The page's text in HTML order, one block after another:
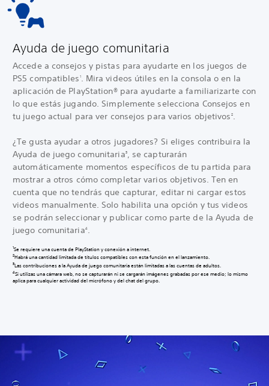
Ayuda de juego comunitaria
Accede a consejos y pistas para ayudarte en los juegos de
PS5 compatibles 1. Mira videos útiles en la consola o en la
aplicación de PlayStation® para ayudarte a familiarizarte con
lo que estás jugando. Simplemente selecciona Consejos en
tu juego actual para ver consejos para varios objetivos 2.
¿Te gusta ayudar a otros jugadores? Si eliges contribuira la
Ayuda de juego comunitaria 3, se capturarán
automáticamente momentos específicos de tu partida para
mostrar a otros cómo completar varios objetivos. Ten en
cuenta que no tendrás que capturar, editar ni cargar estos
videos manualmente. Solo habilita una opción y tus videos
se podrán seleccionar y publicar como parte de la Ayuda de
juego comunitaria 4 .
1Se requiere una cuenta de PlayStation y conexión a internet.
2Habrá una cantidad limitada de títulos compatibles con esta función en el lanzamiento.
3Las contribuciones a la Ayuda de juego comunitaria están limitadas a las cuentas de adultos.
4Si utilizas una cámara web, no se capturarán ni se cargarán imágenes grabadas por ese medio; lo mismo
aplica para cualquier actividad del micrófono y del chat del grupo.